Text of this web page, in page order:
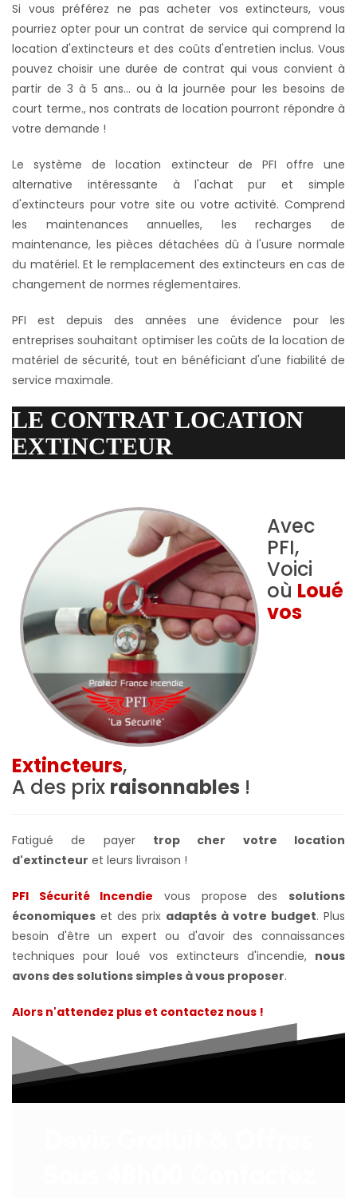
Si vous préférez ne pas acheter vos extincteurs, vous
pourriez opter pour un contrat de service qui comprend la
location d'extincteurs et des coûts d'entretien inclus. Vous
pouvez choisir une durée de contrat qui vous convient à
partir de 3 à 5 ans... ou à la journée pour les besoins de
court terme., nos contrats de location pourront répondre à
votre demande !
Le système de location extincteur de PFI offre une
alternative intéressante à l'achat pur et simple
d'extincteurs pour votre site ou votre activité. Comprend
les maintenances annuelles, les recharges de
maintenance, les pièces détachées dû à l'usure normale
du matériel. Et le remplacement des extincteurs en cas de
changement de normes réglementaires.
PFI est depuis des années une évidence pour les
entreprises souhaitant optimiser les coûts de la location de
matériel de sécurité, tout en bénéficiant d'une fiabilité de
service maximale.
LE CONTRAT LOCATION
EXTINCTEUR
Avec
PFI,
Voici
où Loué
vos
Extincteurs,
A des prix raisonnables !
Fatigué de payer trop cher votre location
d'extincteur et leurs livraison !
PFI Sécurité Incendie vous propose dessolutions
économiques et des prix adaptés à votre budget. Plus
besoin d'être un expert ou d'avoir des connaissances
techniques pour loué vos extincteurs d'incendie, nous
avons des solutions simples à vous proposer.
Alors n'attendez plus et contactez nous !